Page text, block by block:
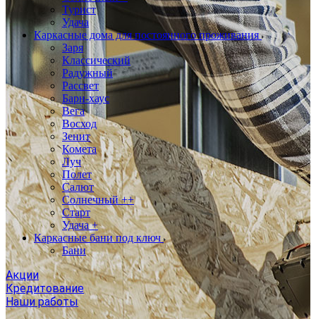
Турист
Удача
Каркасные дома для постоянного проживания
Заря
Классический
Радужный
Рассвет
Барн-хаус
Вега
Восход
Зенит
Комета
Луч
Полет
Салют
Солнечный ++
Старт
Удача +
Каркасные бани под ключ
Бани
Акции
Кредитование
Наши работы